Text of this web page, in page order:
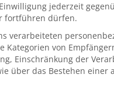
jederzeit
fortführen dürfen.
verarbeiteten
Kategorien von
Einschränkung der
über das Bestehen